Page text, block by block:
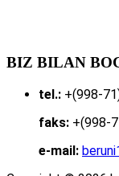
BIZ BILAN
tel.: +(998-
faks: +(998-
e-mail: